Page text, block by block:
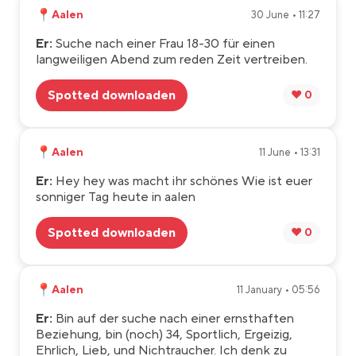
📍 Aalen 30 June • 11:27
Er: Suche nach einer Frau 18-30 für einen
langweiligen Abend zum reden Zeit vertreiben.
Spotted downloaden ❤️ 0
📍 Aalen 11 June • 13:31
Er: Hey hey was macht ihr schönes Wie ist euer
sonniger Tag heute in aalen
Spotted downloaden ❤️ 0
📍 Aalen 11 January • 05:56
Er: Bin auf der suche nach einer ernsthaften
Beziehung, bin (noch) 34, Sportlich, Ergeizig,
Ehrlich, Lieb, und Nichtraucher. Ich denk zu